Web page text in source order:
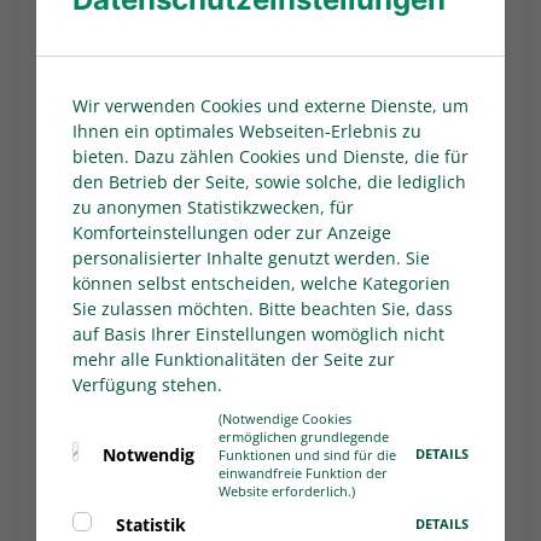
Gütersloh ein. Vor der Pause war Emma Maria
jedoch Linda Pfeiffer (60.) und Alisa Sinani (73.),
die mit 23 Saisontreffern weiterhin die
Torjägerinnenliste anführt, das Blatt. Die
Leverkuserinnen verbesserten sich auf den
vierten Tabellenplatz. Der FSV Gütersloh
musste nach zuvor zwei Siegen erstmals
wieder einen Dämpfer im Kampf um den
Klassenverbleib hinnehmen, hat aber noch
einen Zähler Vorsprung vor der Gefahrenzone
der Liga.
Mecklenbeck 0:1 (0:0)
Mit dem 1:0 (0:0)-Auswärtserfolg beim direkten
Konkurrenten 1. FFC Recklinghausen machte
die DJK Wacker Mecklenbeck einen großen
Wir verwenden Cookies und externe Dienste, um
Ihnen ein optimales Webseiten-Erlebnis zu
bieten. Dazu zählen Cookies und Dienste, die für
den Betrieb der Seite, sowie solche, die lediglich
zu anonymen Statistikzwecken, für
Komforteinstellungen oder zur Anzeige
personalisierter Inhalte genutzt werden. Sie
können selbst entscheiden, welche Kategorien
Sie zulassen möchten. Bitte beachten Sie, dass
auf Basis Ihrer Einstellungen womöglich nicht
mehr alle Funktionalitäten der Seite zur
Verfügung stehen.
Notwendig
(Notwendige Cookies
ermöglichen grundlegende
Funktionen und sind für die
einwandfreie Funktion der
Website erforderlich.)
DETAILS
Statistik DETAILS